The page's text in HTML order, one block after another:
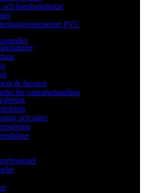
och korskopplingar
PVC
& Jansson
för vattenbehandling
och alger